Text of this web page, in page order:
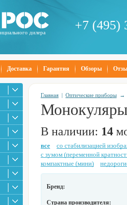
дилера
+7 (495)
Доставка Гарантия Обзоры
Главная | Оптические приборы
В наличии: 14
все
со стабилизацией
с зумом (переменной
компактные (мини)
Бренд:
Страна производителя: